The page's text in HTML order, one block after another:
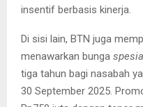
insentif berbasis kinerja.
Di sisi lain, BTN juga
menawarkan bunga
tiga tahun bagi nasabah
30 September 2025.